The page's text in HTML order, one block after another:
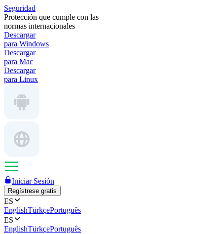
Seguridad
Protección que cumple con las
normas internacionales
Descargar
para Windows
Descargar
para Mac
Descargar
para Linux
Iniciar Sesión
Regístrese gratis
ES
EnglishTürkçePortuguês
ES
EnglishTürkçePortuguês